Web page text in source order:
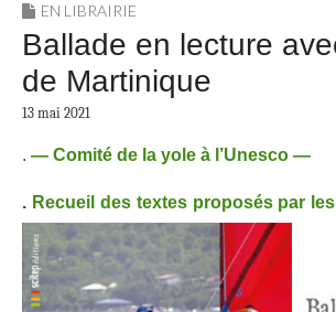
EN LIBRAIRIE
Ballade en lecture
de Martinique
13 mai 2021
. — Comité de la yole à l’Unesco —
. Recueil des textes proposés par les